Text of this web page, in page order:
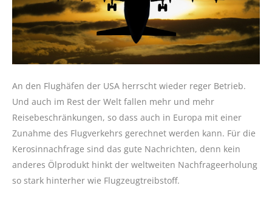
An den Flughäfen der USA herrscht wieder reger Betrieb.
Und auch im Rest der Welt fallen mehr und mehr
Reisebeschränkungen, so dass auch in Europa mit einer
Zunahme des Flugverkehrs gerechnet werden kann. Für die
Kerosinnachfrage sind das gute Nachrichten, denn kein
anderes Ölprodukt hinkt der weltweiten Nachfrageerholung
so stark hinterher wie Flugzeugtreibstoff.